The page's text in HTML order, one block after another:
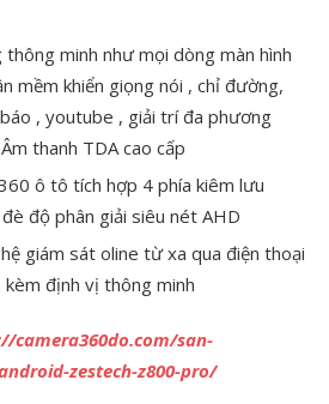
minh như mọi dòng màn hình
mềm khiển giọng nói , chỉ đường,
, youtube , giải trí đa phương
thanh TDA cao cấp
ô tô tích hợp 4 phía kiêm lưu
độ phân giải siêu nét AHD
giám sát oline từ xa qua điện thoại
định vị thông minh
camera360do.com/san-
zestech-z800-pro/